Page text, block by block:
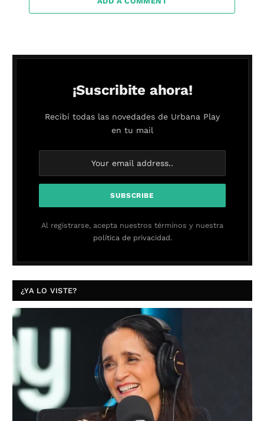
¡Suscribite ahora!
Recibí todas las novedades de Urbana Play
en tu mail
Al registrarse, acepta nuestros términos y nuestra
política de privacidad.
¿YA LO VISTE?